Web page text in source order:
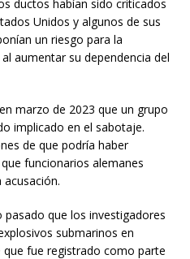
ductos habían sido criticados
Unidos y algunos de sus
un riesgo para la
aumentar su dependencia del
marzo de 2023 que un grupo
implicado en el sabotaje.
de que podría haber
funcionarios alemanes
que los investigadores
submarinos en
fue registrado como parte